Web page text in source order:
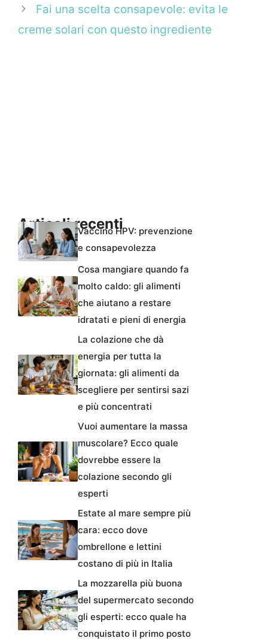
Fai una scelta consapevole: evita le
creme solari con questo ingrediente
Articoli recentiVaccino HPV: prevenzione
e consapevolezza
Cosa mangiare quando fa
molto caldo: gli alimenti
che aiutano a restare
idratati e pieni di energia
La colazione che dà
energia per tutta la
giornata: gli alimenti da
scegliere per sentirsi sazi
e più concentrati
Vuoi aumentare la massa
muscolare? Ecco quale
dovrebbe essere la
colazione secondo gli
esperti
Estate al mare sempre più
cara: ecco dove
ombrellone e lettini
costano di più in Italia
La mozzarella più buona
del supermercato secondo
gli esperti: ecco quale ha
conquistato il primo posto